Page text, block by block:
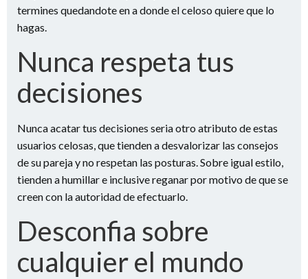
termines quedandote en a donde el celoso quiere que lo
hagas.
Nunca respeta tus
decisiones
Nunca acatar tus decisiones seri­a otro atributo de estas
usuarios celosas, que tienden a desvalorizar las consejos
de su pareja y no respetan las posturas. Sobre igual estilo,
tienden a humillar e inclusive reganar por motivo de que se
creen con la autoridad de efectuarlo.
Desconfia sobre
cualquier el mundo